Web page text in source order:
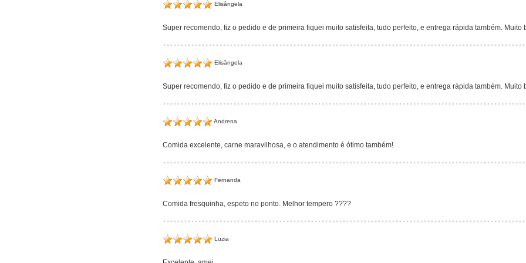
Elisângela
Super recomendo, fiz o pedido e de primeira fiquei muito satisfeita, tudo perfeito, e entrega rápida também. Muito
Elisângela
Super recomendo, fiz o pedido e de primeira fiquei muito satisfeita, tudo perfeito, e entrega rápida também. Muito
Andrena
Comida excelente, carne maravilhosa, e o atendimento é ótimo também!
Fernanda
Comida fresquinha, espeto no ponto. Melhor tempero ????
Luzia